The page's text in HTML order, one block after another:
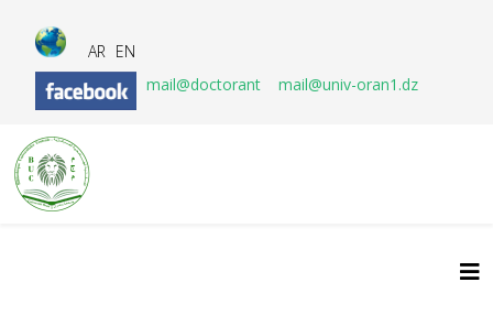
AR EN
mail@doctorant
mail@univ-oran1.dz